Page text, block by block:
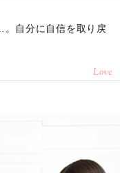
自分に自信を取り戻
Love